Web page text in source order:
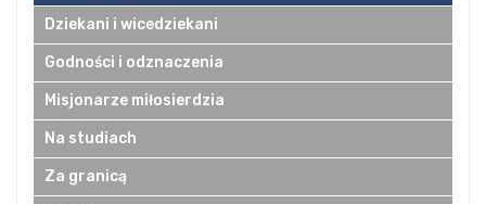
Dziekani i wicedziekani
Godności i odznaczenia
Misjonarze miłosierdzia
Na studiach
Za granicą